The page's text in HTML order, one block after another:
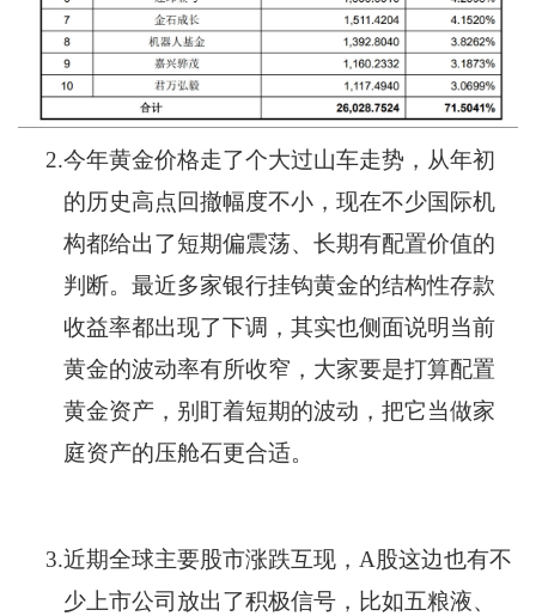
2.今年黄金价格走了个大过山车走势，从年初
的历史高点回撤幅度不小，现在不少国际机
构都给出了短期偏震荡、长期有配置价值的
判断。最近多家银行挂钩黄金的结构性存款
收益率都出现了下调，其实也侧面说明当前
黄金的波动率有所收窄，大家要是打算配置
黄金资产，别盯着短期的波动，把它当做家
庭资产的压舱石更合适。
3.近期全球主要股市涨跌互现，A股这边也有不
少上市公司放出了积极信号，比如五粮液、